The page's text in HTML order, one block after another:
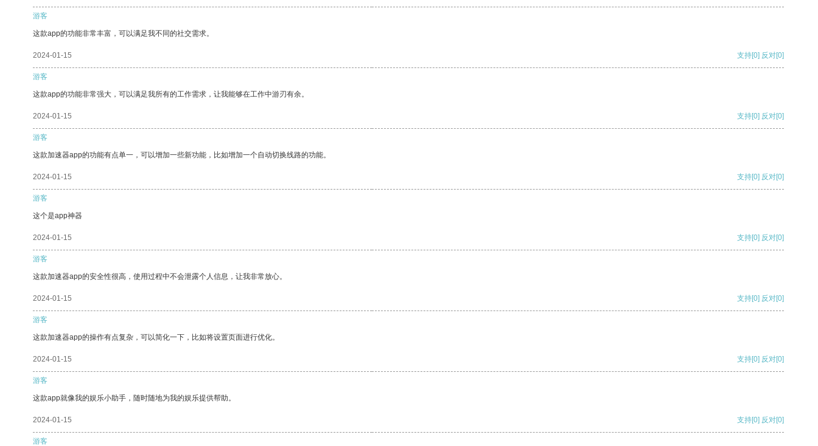
游客
这款app的功能非常丰富，可以满足我不同的社交需求。
2024-01-15 支持[0] 反对[0]
游客
这款app的功能非常强大，可以满足我所有的工作需求，让我能够在工作中游刃有余。
2024-01-15 支持[0] 反对[0]
游客
这款加速器app的功能有点单一，可以增加一些新功能，比如增加一个自动切换线路的功能。
2024-01-15 支持[0] 反对[0]
游客
这个是app神器
2024-01-15 支持[0] 反对[0]
游客
这款加速器app的安全性很高，使用过程中不会泄露个人信息，让我非常放心。
2024-01-15 支持[0] 反对[0]
游客
这款加速器app的操作有点复杂，可以简化一下，比如将设置页面进行优化。
2024-01-15 支持[0] 反对[0]
游客
这款app就像我的娱乐小助手，随时随地为我的娱乐提供帮助。
2024-01-15 支持[0] 反对[0]
游客